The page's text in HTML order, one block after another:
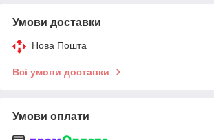
Умови доставки
Нова Пошта
Всі умови доставки
Умови оплати